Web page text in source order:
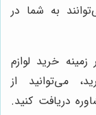
به شما در
زمینه خرید لوازم
می‌توانید از
دریافت کنید.